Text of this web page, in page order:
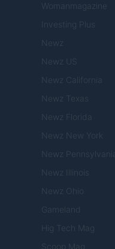
Womanmagazine
Investing Plus
Newz
Newz US
Newz California
Newz Texas
Newz Florida
Newz New York
Newz Pennsylvania
Newz Illinois
Newz Ohio
Gameland
Hig Tech Mag
Scoop Mag